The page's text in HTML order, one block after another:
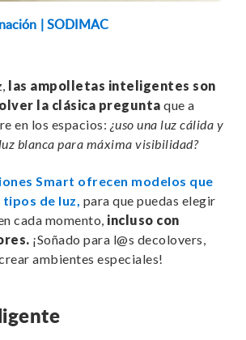
| SODIMAC
las ampolletas inteligentes son
la clásica pregunta que a
en los espacios: ¿uso una luz cálida y
blanca para máxima visibilidad?
Smart ofrecen modelos que
de luz, para que puedas elegir
cada momento, incluso con
¡Soñado para l@s decolovers,
ambientes especiales!